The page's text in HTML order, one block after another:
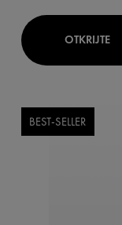
OTKRIJTE
BEST-SELLER